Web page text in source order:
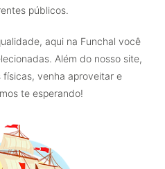
públicos.
aqui na Funchal você
Além do nosso site,
venha aproveitar e
te esperando!